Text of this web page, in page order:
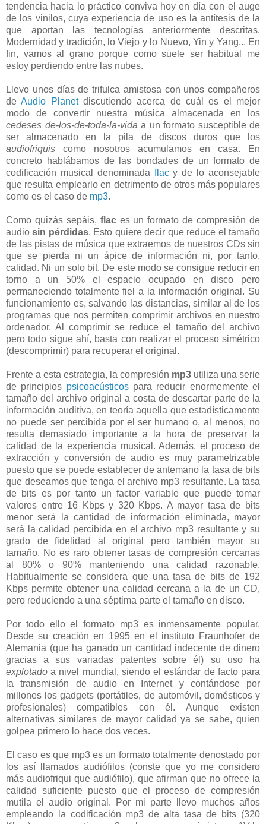
tendencia hacia lo práctico conviva hoy en día con el auge
de los vinilos, cuya experiencia de uso es la antítesis de la
que aportan las tecnologías anteriormente descritas.
Modernidad y tradición, lo Viejo y lo Nuevo, Yin y Yang... En
fin, vamos al grano porque como suele ser habitual me
estoy perdiendo entre las nubes.
Llevo unos días de trifulca amistosa con unos compañeros
deAudio Planetdiscutiendo acerca de cuál es el mejor
modo de convertir nuestra música almacenada en los
cedeses de-los-de-toda-la-vida a un formato susceptible de
ser almacenado en la pila de discos duros que los
audiofriquis como nosotros acumulamos en casa. En
concreto hablábamos de las bondades de un formato de
codificación musical denominada flacy de lo aconsejable
que resulta emplearlo en detrimento de otros más populares
como es el caso de mp3.
Como quizás sepáis, flac es un formato de compresión de
audio sin pérdidas. Esto quiere decir que reduce el tamaño
de las pistas de música que extraemos de nuestros CDs sin
que se pierda ni un ápice de información ni, por tanto,
calidad. Ni un solo bit. De este modo se consigue reducir en
torno a un 50% el espacio ocupado en disco pero
permaneciendo totalmente fiel a la información original. Su
funcionamiento es, salvando las distancias, similar al de los
programas que nos permiten comprimir archivos en nuestro
ordenador. Al comprimir se reduce el tamaño del archivo
pero todo sigue ahí, basta con realizar el proceso simétrico
(descomprimir) para recuperar el original.
Frente a esta estrategia, la compresión mp3 utiliza una serie
de principios psicoacústicospara reducir enormemente el
tamaño del archivo original a costa de descartar parte de la
información auditiva, en teoría aquella que estadísticamente
no puede ser percibida por el ser humano o, al menos, no
resulta demasiado importante a la hora de preservar la
calidad de la experiencia musical. Además, el proceso de
extracción y conversión de audio es muy parametrizable
puesto que se puede establecer de antemano la tasa de bits
que deseamos que tenga el archivo mp3 resultante. La tasa
de bits es por tanto un factor variable que puede tomar
valores entre 16 Kbps y 320 Kbps. A mayor tasa de bits
menor será la cantidad de información eliminada, mayor
será la calidad percibida en el archivo mp3 resultante y su
grado de fidelidad al original pero también mayor su
tamaño. No es raro obtener tasas de compresión cercanas
al 80% o 90% manteniendo una calidad razonable.
Habitualmente se considera que una tasa de bits de 192
Kbps permite obtener una calidad cercana a la de un CD,
pero reduciendo a una séptima parte el tamaño en disco.
Por todo ello el formato mp3 es inmensamente popular.
Desde su creación en 1995 en el instituto Fraunhofer de
Alemania (que ha ganado un cantidad indecente de dinero
gracias a sus variadas patentes sobre él) su uso ha
explotadoa nivel mundial, siendo el estándar de facto para
la transmisión de audio en Internet y contándose por
millones los gadgets (portátiles, de automóvil, domésticos y
profesionales) compatibles con él. Aunque existen
alternativas similares de mayor calidad ya se sabe, quien
golpea primero lo hace dos veces.
El caso es que mp3 es un formato totalmente denostado por
los así llamados audiófilos (conste que yo me considero
más audiofriqui que audiófilo), que afirman que no ofrece la
calidad suficiente puesto que el proceso de compresión
mutila el audio original. Por mi parte llevo muchos años
empleando la codificación mp3 de alta tasa de bits (320